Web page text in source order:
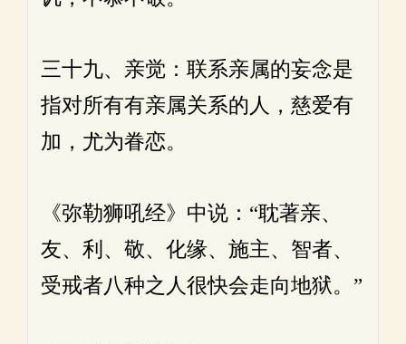
三十九、亲觉：联系亲属的妄念是
指对所有有亲属关系的人，慈爱有
加，尤为眷恋。
《弥勒狮吼经》中说：“耽著亲、
友、利、敬、化缘、施主、智者、
受戒者八种之人很快会走向地狱。”